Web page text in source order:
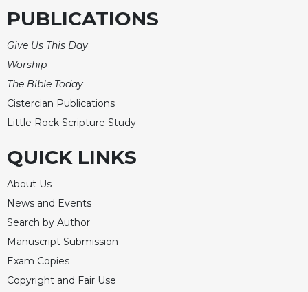
PUBLICATIONS
Give Us This Day
Worship
The Bible Today
Cistercian Publications
Little Rock Scripture Study
QUICK LINKS
About Us
News and Events
Search by Author
Manuscript Submission
Exam Copies
Copyright and Fair Use